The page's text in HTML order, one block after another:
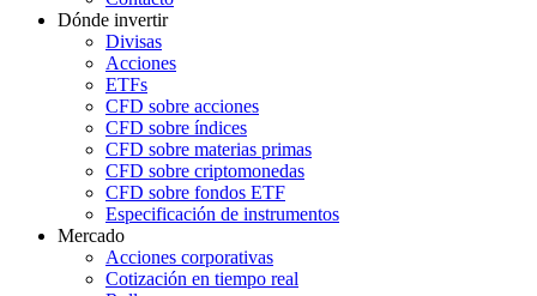
Dónde invertir
Divisas
Acciones
ETFs
CFD sobre acciones
CFD sobre índices
CFD sobre materias primas
CFD sobre criptomonedas
CFD sobre fondos ETF
Especificación de instrumentos
Mercado
Acciones corporativas
Cotización en tiempo real